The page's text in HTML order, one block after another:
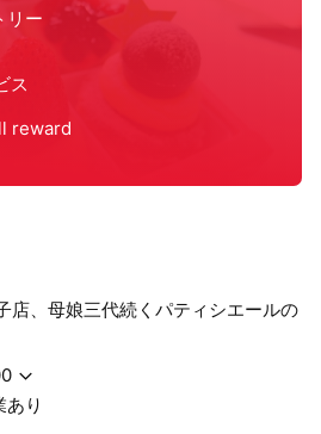
店、母娘三代続くパティシエールの
あり